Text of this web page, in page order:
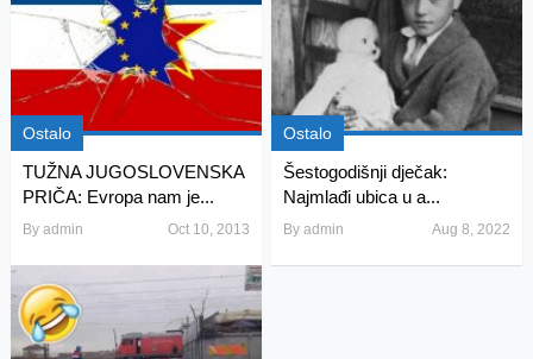
Ostalo
TUŽNA JUGOSLOVENSKA
PRIČA: Evropa nam je...
By admin Oct 10, 2013
Ostalo
Šestogodišnji dječak:
Najmlađi ubica u a...
Byadmin Aug 8, 2022